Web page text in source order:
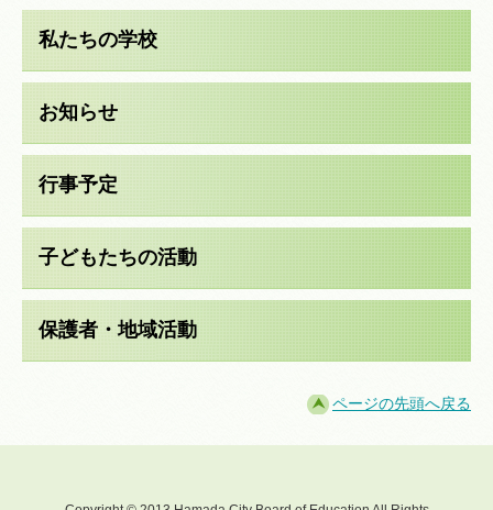
私たちの学校
お知らせ
行事予定
子どもたちの活動
保護者・地域活動
ページの先頭へ戻る